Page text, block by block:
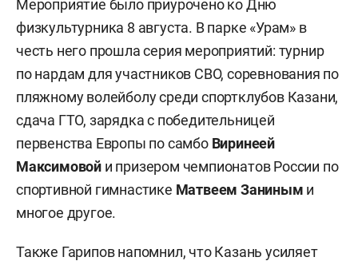
Мероприятие было приурочено ко Дню
физкультурника 8 августа. В парке «Урам» в
честь него прошла серия мероприятий: турнир
по нардам для участников СВО, соревнования по
пляжному волейболу среди спортклубов Казани,
сдача ГТО, зарядка с победительницей
первенства Европы по самбо Виринеей
Максимовой и призером чемпионатов России по
спортивной гимнастике Матвеем Заниным и
многое другое.
Также Гарипов напомнил, что Казань усиляет